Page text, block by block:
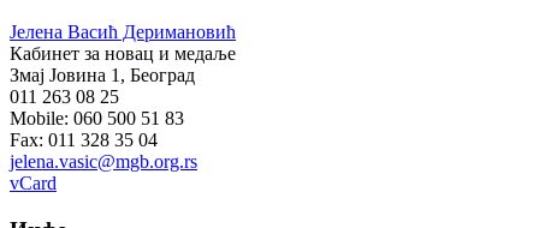
Јелена Васић Деримановић
Кабинет за новац и медаље
Змај Јовина 1, Београд
011 263 08 25
Mobile: 060 500 51 83
Fax: 011 328 35 04
jelena.vasic@mgb.org.rs
vCard